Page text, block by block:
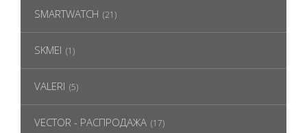
SMARTWATCH (21)
SKMEI (1)
VALERI (5)
VECTOR - РАСПРОДАЖА (17)